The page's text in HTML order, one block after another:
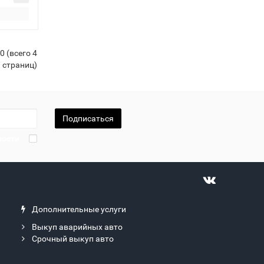
(всего 4
страниц)
Подписаться
Дополнительные услуги
Выкуп аварийных авто
Срочный выкуп авто